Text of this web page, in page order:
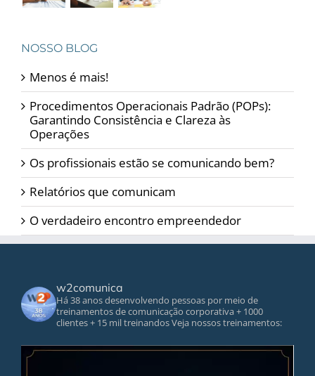
NOSSO BLOG
Menos é mais!
Procedimentos Operacionais Padrão (POPs):
Garantindo Consistência e Clareza às
Operações
Os profissionais estão se comunicando bem?
Relatórios que comunicam
O verdadeiro encontro empreendedor
w2comunica
Há 38 anos desenvolvendo pessoas por meio de
treinamentos de comunicação corporativa+ 1000
clientes+ 15 mil treinandosVeja nossos treinamentos: